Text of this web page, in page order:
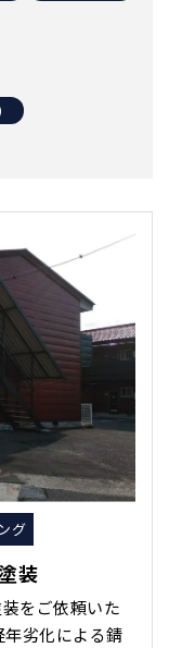
グ
装
をご依頼いた